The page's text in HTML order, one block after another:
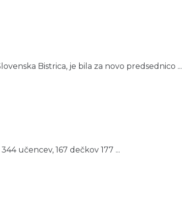
Bistrica, je bila za novo predsednico ...
učencev, 167 dečkov 177 ...